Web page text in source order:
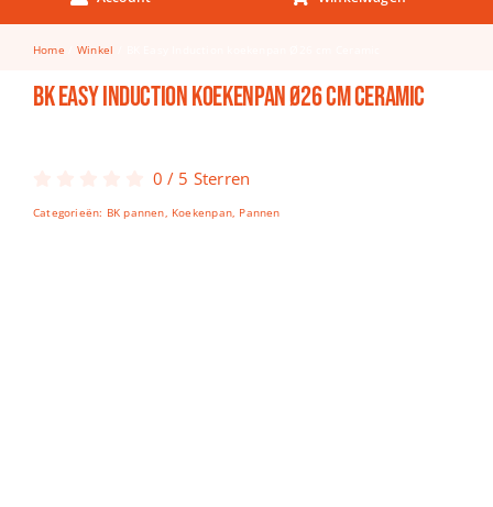
Keuken & Tafelen
Kinderfietsen
Knutselen
Spellen
Home Winkel
BK Easy Induction koekenpan Ø26 cm Ceramic
0 / 5 Sterren
Categorieën: BK pannen, Koekenpan, Pannen